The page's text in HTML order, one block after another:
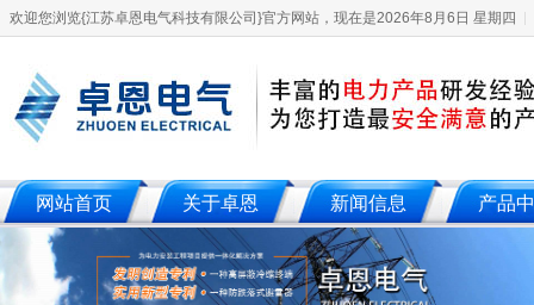
欢迎您浏览{江苏卓恩电气科技有限公司}官方网站，现在是2026年8月6日 星期四
网站首页 关于卓恩 新闻信息 产品